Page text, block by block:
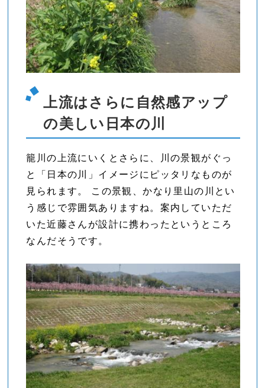
上流はさらに自然感アップ
の美しい日本の川
籠川の上流にいくとさらに、川の景観がぐっ
と「日本の川」イメージにピッタリなものが
見られます。 この景観、かなり里山の川とい
う感じで雰囲気ありますね。案内していただ
いた近藤さんが設計に携わったというところ
なんだそうです。